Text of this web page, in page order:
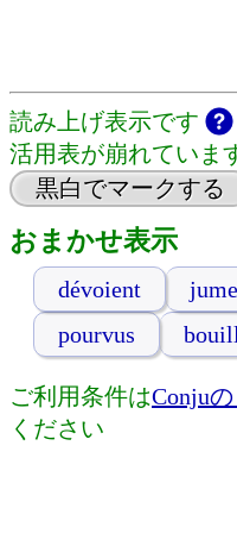
読み上げ表示です
活用表が崩れていま
黒白でマークする
おまかせ表示
dévoient
pourvus
ご利用条件はConju
ください